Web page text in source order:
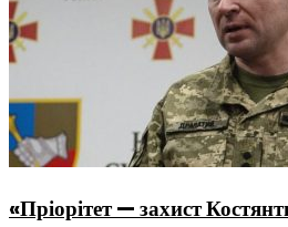
«Пріорітет — захист